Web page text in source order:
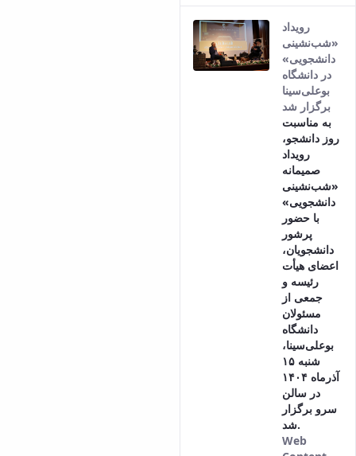
رویداد
«شب‌نشینی
دانشجویی»
در دانشگاه
بوعلی‌سینا
برگزار شد
به مناسبت
روز دانشجو،
رویداد
صمیمانه
«شب‌نشینی
دانشجویی»
با حضور
پرشور
دانشجویان،
اعضای هیأت
رئیسه و
جمعی از
مسئولان
دانشگاه
بوعلی‌سینا،
شنبه ۱۵
آذرماه ۱۴۰۴
در سالن
سرو برگزار
شد.
Web